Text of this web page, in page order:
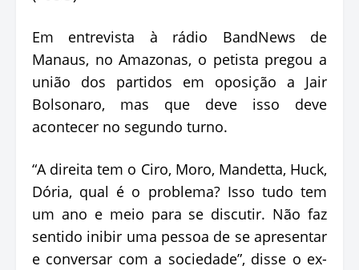
Em entrevista à rádio BandNews de
Manaus, no Amazonas, o petista pregou a
união dos partidos em oposição a Jair
Bolsonaro, mas que deve isso deve
acontecer no segundo turno.
“A direita tem o Ciro, Moro, Mandetta, Huck,
Dória, qual é o problema? Isso tudo tem
um ano e meio para se discutir. Não faz
sentido inibir uma pessoa de se apresentar
e conversar com a sociedade”, disse o ex-